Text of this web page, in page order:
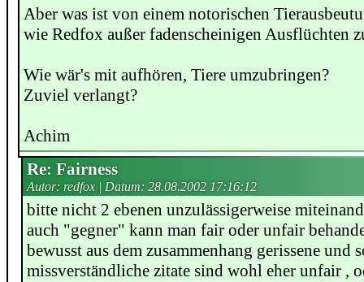
Aber was ist von einem notorischen
wie Redfox außer fadenscheinigen Ausflüchten
Wie wär's mit aufhören, Tiere umzubringen?
Zuviel verlangt?
Achim
Re: Fairness
Autor: redfox | Datum: 28.08.2002 17:16:12
bitte nicht 2 ebenen unzulässigerweise
auch "gegner" kann man fair oder unfair
bewusst aus dem zusammenhang gerissene und
missverständliche zitate sind wohl eher unfair ,